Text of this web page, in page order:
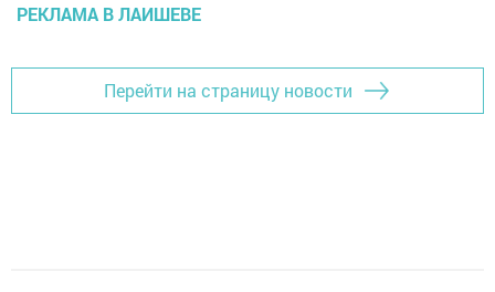
РЕКЛАМА В ЛАИШЕВЕ
Перейти на страницу новости